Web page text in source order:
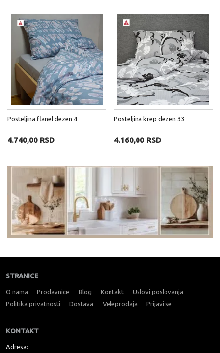
Posteljina flanel dezen 4
4.740,00 RSD
Posteljina krep dezen 33
4.160,00 RSD
STRANICE
O nama Prodavnice Blog Kontakt
Uslovi poslovanja
Politika privatnosti
Dostava Veleprodaja Prijavi se
KONTAKT
Adresa: